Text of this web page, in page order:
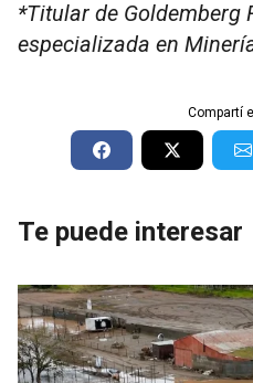
*Titular de Goldemberg
especializada en
Compartí
Te puede interesar